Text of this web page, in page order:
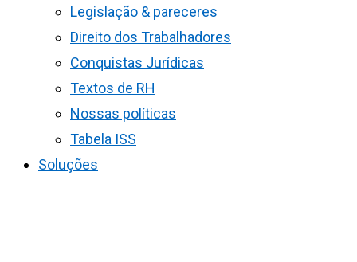
Legislação & pareceres
Direito dos Trabalhadores
Conquistas Jurídicas
Textos de RH
Nossas políticas
Tabela ISS
Soluções